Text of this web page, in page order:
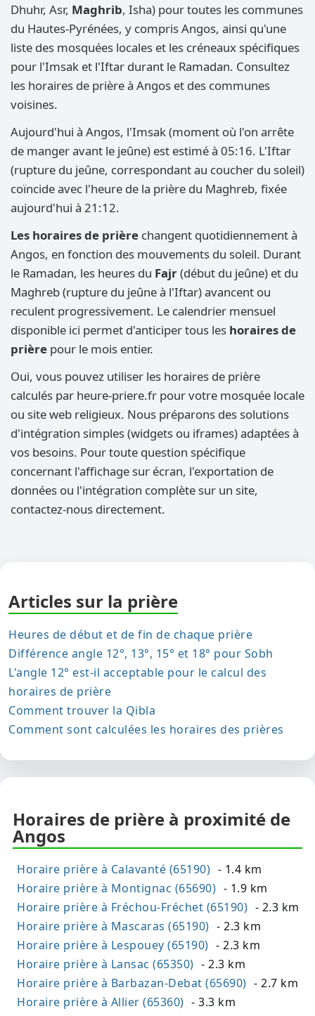
Dhuhr, Asr, Maghrib, Isha) pour toutes les communes
du Hautes-Pyrénées, y compris Angos, ainsi qu'une
liste des mosquées locales et les créneaux spécifiques
pour l'Imsak et l'Iftar durant le Ramadan. Consultez
les horaires de prière à Angos et des communes
voisines.
Aujourd'hui à Angos, l'Imsak (moment où l'on arrête
de manger avant le jeûne) est estimé à 05:16. L'Iftar
(rupture du jeûne, correspondant au coucher du soleil)
coïncide avec l'heure de la prière du Maghreb, fixée
aujourd'hui à 21:12.
Les horaires de prière changent quotidiennement à
Angos, en fonction des mouvements du soleil. Durant
le Ramadan, les heures du Fajr(début du jeûne) et du
Maghreb (rupture du jeûne à l'Iftar) avancent ou
reculent progressivement. Le calendrier mensuel
disponible ici permet d'anticiper tous les horaires de
prière pour le mois entier.
Oui, vous pouvez utiliser les horaires de prière
calculés par heure-priere.fr pour votre mosquée locale
ou site web religieux. Nous préparons des solutions
d'intégration simples (widgets ou iframes) adaptées à
vos besoins. Pour toute question spécifique
concernant l'affichage sur écran, l'exportation de
données ou l'intégration complète sur un site,
contactez-nous directement.
Articles sur la prière
Heures de début et de fin de chaque prière
Différence angle 12°, 13°, 15° et 18° pour Sobh
L'angle 12° est-il acceptable pour le calcul des
horaires de prière
Comment trouver la Qibla
Comment sont calculées les horaires des prières
Horaires de prière à proximité de
Angos
Horaire prière à Calavanté (65190) - 1.4 km
Horaire prière à Montignac (65690) - 1.9 km
Horaire prière à Fréchou-Fréchet (65190) - 2.3 km
Horaire prière à Mascaras (65190) - 2.3 km
Horaire prière à Lespouey (65190) - 2.3 km
Horaire prière à Lansac (65350) - 2.3 km
Horaire prière à Barbazan-Debat (65690) - 2.7 km
Horaire prière à Allier (65360) - 3.3 km